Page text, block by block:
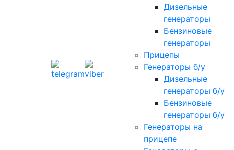
Дизельные
генераторы
Бензиновые
генераторы
Прицепы
Генераторы б/у
Дизельные
генераторы б/у
Бензиновые
генераторы б/у
Генераторы на
прицепе